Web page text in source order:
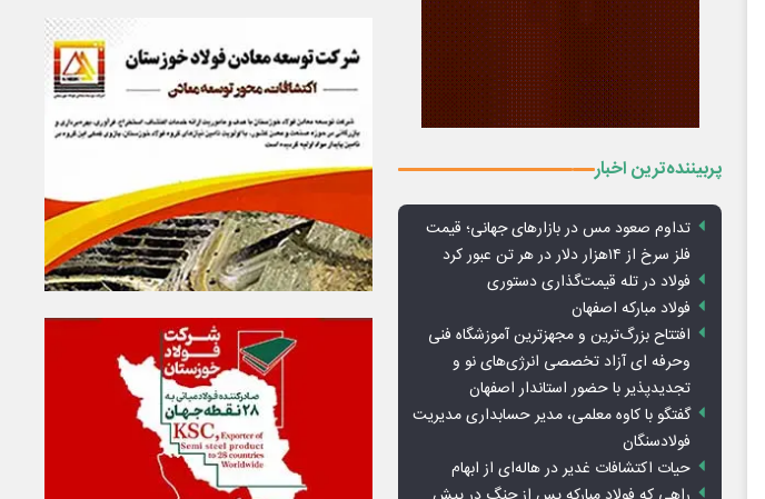
پربیننده‌ترین اخبار
تداوم صعود مس در بازارهای جهانی؛ قیمت
فلز سرخ از ۱۴هزار دلار در هر تن عبور کرد
فولاد در تله قیمت‌گذاری دستوری
فولاد مبارکه اصفهان
افتتاح بزرگ‌ترین و مجهزترین آموزشگاه فنی
وحرفه ای آزاد تخصصی انرژی‌های نو و
تجدیدپذیر با حضور استاندار اصفهان
گفتگو با کاوه معلمی، مدیر حسابداری مدیریت
فولادسنگان
حیات اکتشافات غدیر در هاله‌ای از ابهام